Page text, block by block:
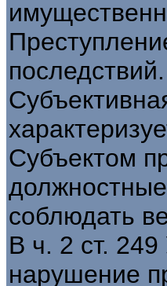
последствий.
Субъектом
соблюдать
В ч. 2 ст.
нарушение